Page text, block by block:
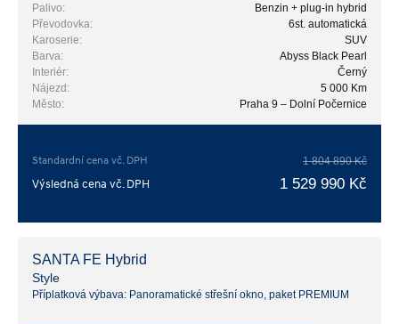
Palivo:
Benzin + plug-in hybrid
Převodovka:
6st. automatická
Karoserie:
SUV
Barva:
Abyss Black Pearl
Interiér:
Černý
Nájezd:
5 000 Km
Město:
Praha 9 – Dolní Počernice
Standardní cena vč. DPH 1 804 890 Kč
Výsledná cena vč. DPH 1 529 990 Kč
SANTA FE Hybrid
Style
Příplatková výbava: Panoramatické střešní okno, paket PREMIUM